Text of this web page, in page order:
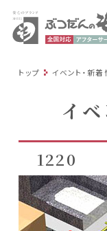
トップ イベント・新着
イ
1220